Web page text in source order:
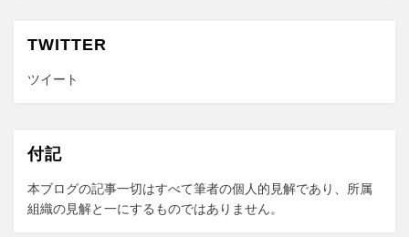
ブ
TWITTER
ツイート
付記
本ブログの記事一切はすべて筆者の個人的見解であり、所属
組織の見解と一にするものではありません。